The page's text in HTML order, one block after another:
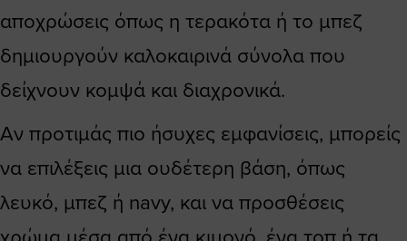
αποχρώσεις όπως η τερακότα ή το μπεζ
δημιουργούν καλοκαιρινά σύνολα που
δείχνουν κομψά και διαχρονικά.
Αν προτιμάς πιο ήσυχες εμφανίσεις, μπορείς
να επιλέξεις μια ουδέτερη βάση, όπως
λευκό, μπεζ ή navy, και να προσθέσεις